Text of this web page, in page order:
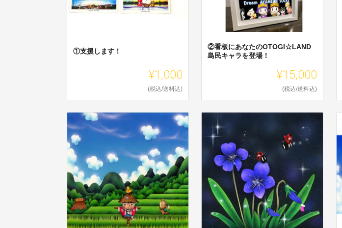
①支援します！
¥1,000
(税込/送料込)
②看板にあなたのOTOGI☆LAND
島民キャラを登場！
¥15,000
(税込/送料込)